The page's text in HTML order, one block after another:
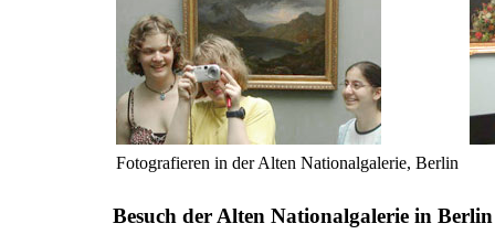
Fotografieren in der Alten Nationalgalerie, Berlin
Besuch der Alten Nationalgalerie in Berlin